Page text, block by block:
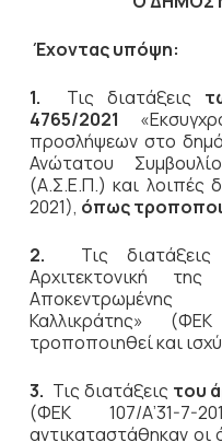
Έχοντας υπόψη:
1. Τις διατάξεις
4765/2021
προσλήψεων στο
Ανώτατου
(Α.Σ.Ε.Π.) και λοιπές
2021), όπως
2. Τις
Αρχιτεκτονική
Αποκεντρωμένης
Καλλικράτης»
τροποποιηθεί και
3. Τις διατάξεις του
(ΦΕΚ 107/Α’31-
αντικαταστάθηκαν οι